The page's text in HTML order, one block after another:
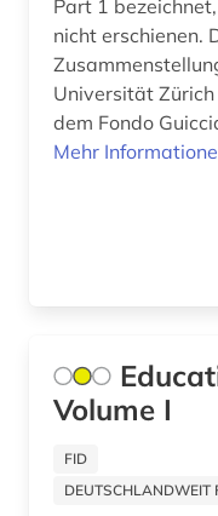
basteln (1)
bauen (1)
bauphysik (1)
bauschaden (2)
Part 1
nicht erschienen.
Universität
dem Fondo
Mehr
Volume I
FID
DEUTSCHLANDWEIT